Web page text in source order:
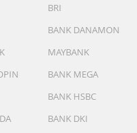
hanya dengan
sentuh melalui aplikasi
BRI
BANK DANAMON
MAYBANK
BANK MEGA
BANK HSBC
BANK DKI